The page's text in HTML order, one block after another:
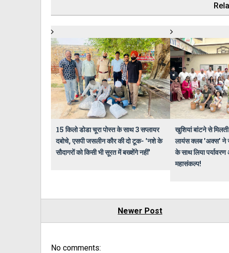
15 किलो डोडा चूरा पोस्त के साथ 3 सप्लायर
दबोचे, एसपी जसलीन कौर की दो टूक- 'नशे के
सौदागरों को किसी भी सूरत में बख्शेंगे नहीं'
खुशियां बांटने से
लायंस क्लब 'अक्स' ने
के साथ लिया पर्यावरण
महासंकल्प!
Newer Post
No comments: